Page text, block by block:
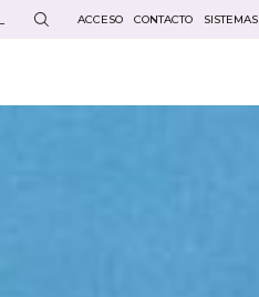
ACCESO CONTACTO SISTEMAS